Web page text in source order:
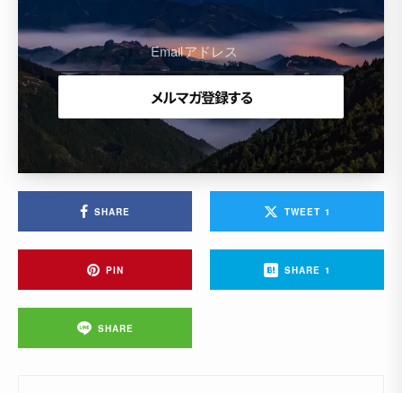
SHARE TWEET 1
PIN SHARE 1
SHARE